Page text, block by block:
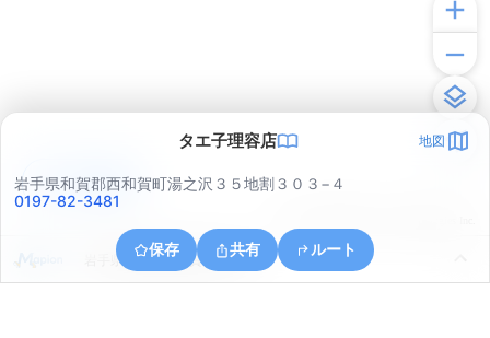
タエ子理容店 地図
岩手県和賀郡西和賀町湯之沢３５地割３０３−４
0197-82-3481
保存 共有 ルート
岩手県和賀郡西和賀町湯之沢
アプリで見る